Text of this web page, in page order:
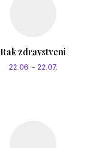
Rak zdravstveni
22.06. - 22.07.